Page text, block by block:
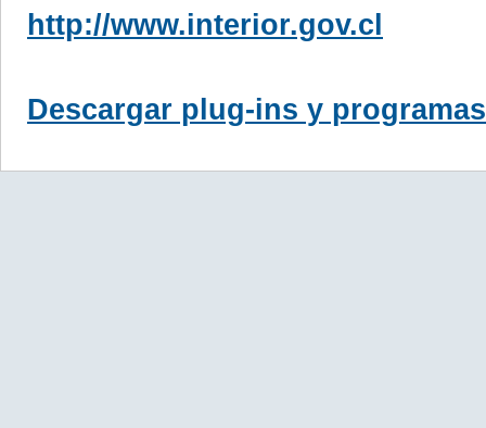
http://www.interior.gov.cl
Descargar plug-ins y